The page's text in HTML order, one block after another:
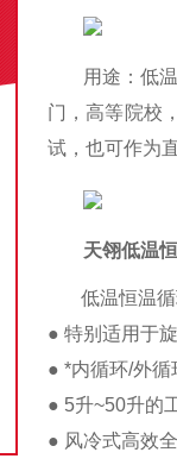
用途：低
门，高等院校
试，也可作为
天翎低温
低温恒温
● 特别适用于
● *内循环/外
● 5升~50升的
● 风冷式高效